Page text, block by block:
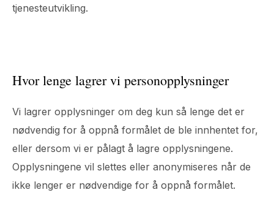
tjenesteutvikling.
Hvor lenge lagrer vi personopplysninger
Vi lagrer opplysninger om deg kun så lenge det er
nødvendig for å oppnå formålet de ble innhentet for,
eller dersom vi er pålagt å lagre opplysningene.
Opplysningene vil slettes eller anonymiseres når de
ikke lenger er nødvendige for å oppnå formålet.